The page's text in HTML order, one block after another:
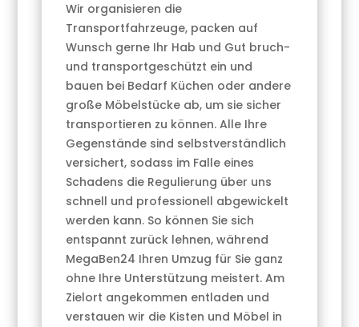
Wir organisieren die
Transportfahrzeuge, packen auf
Wunsch gerne Ihr Hab und Gut bruch-
und transportgeschützt ein und
bauen bei Bedarf Küchen oder andere
große Möbelstücke ab, um sie sicher
transportieren zu können. Alle Ihre
Gegenstände sind selbstverständlich
versichert, sodass im Falle eines
Schadens die Regulierung über uns
schnell und professionell abgewickelt
werden kann. So können Sie sich
entspannt zurück lehnen, während
MegaBen24 Ihren Umzug für Sie ganz
ohne Ihre Unterstützung meistert. Am
Zielort angekommen entladen und
verstauen wir die Kisten und Möbel in